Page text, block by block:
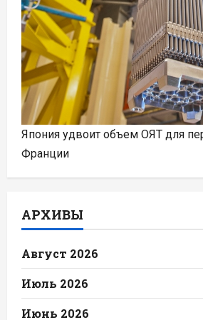
Япония удвоит объем ОЯТ для
Франции
АРХИВЫ
Август 2026
Июль 2026
Июнь 2026